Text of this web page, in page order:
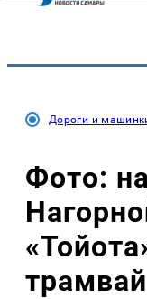
Дороги и
Фото:
трамвай